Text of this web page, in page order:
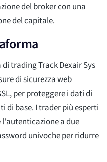
del broker con una
del capitale.
trading Track Dexair Sys
di sicurezza web
per proteggere i dati di
di base. I trader più esperti
a due
univoche per ridurre